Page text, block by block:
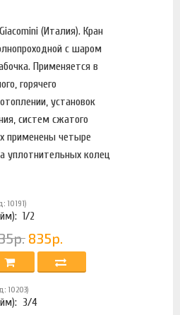
(Италия). Кран
с шаром
Применяется в
горячего
установок
систем сжатого
применены четыре
уплотнительных колец
10191)
1/2
835р.
10203)
3/4